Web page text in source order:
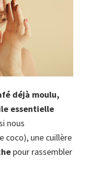
déjà moulu,
essentielle
nous
coco), une cuillère
pour rassembler